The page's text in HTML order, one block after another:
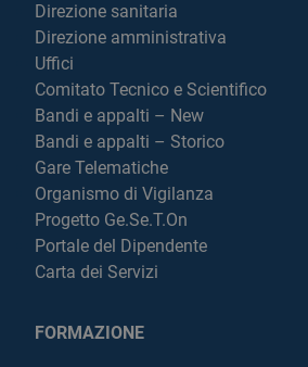
Direzione sanitaria
Direzione amministrativa
Uffici
Comitato Tecnico e Scientifico
Bandi e appalti – New
Bandi e appalti – Storico
Gare Telematiche
Organismo di Vigilanza
Progetto Ge.Se.T.On
Portale del Dipendente
Carta dei Servizi
FORMAZIONE